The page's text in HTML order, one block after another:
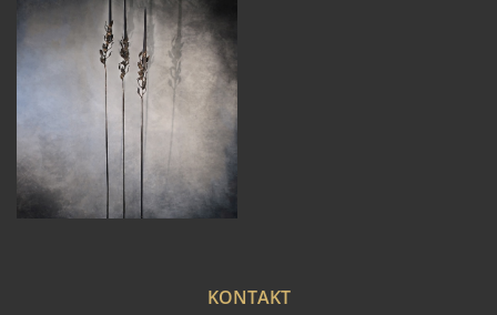
KONTAKT